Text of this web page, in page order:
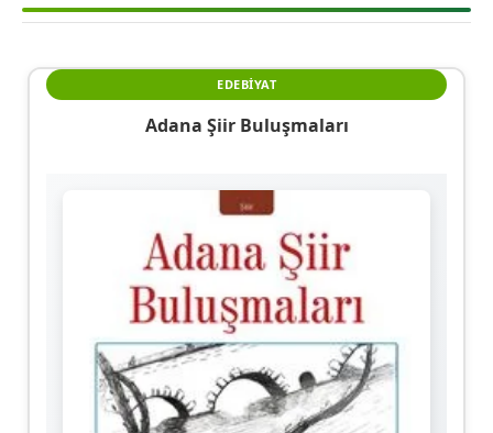
EDEBIYAT
Adana Şiir Buluşmaları